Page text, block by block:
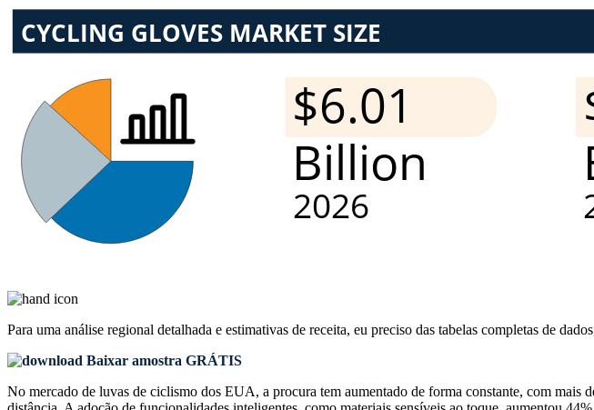
Para uma análise regional detalhada e estimativas de receita, eu preciso das tabelas completas de
Baixar amostra GRÁTIS
No mercado de luvas de ciclismo dos EUA, a procura tem aumentado de forma constante, com mais